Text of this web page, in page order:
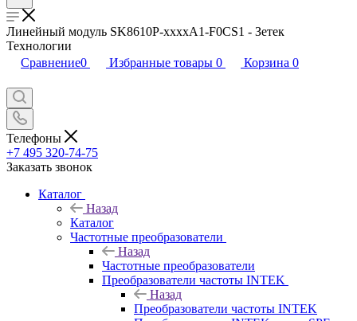
Линейный модуль SK8610P-xxxxA1-F0CS1 - Зетек
Технологии
Сравнение0 Избранные товары 0 Корзина 0
Телефоны
+7 495 320-74-75
Заказать звонок
Каталог
Назад
Каталог
Частотные преобразователи
Назад
Частотные преобразователи
Преобразователи частоты INTEK
Назад
Преобразователи частоты INTEK